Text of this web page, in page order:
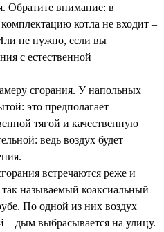
Обратите внимание: в
котла не входит –
не нужно, если вы
с естественной
сгорания. У напольных
это предполагает
тягой и качественную
ведь воздух будет
встречаются реже и
называемый коаксиальный
По одной из них воздух
– дым выбрасывается на улицу.